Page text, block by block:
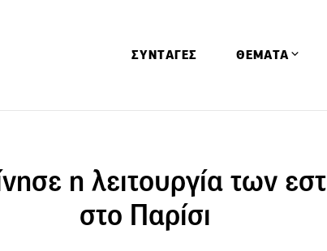
ΣΥΝΤΑΓΕΣ ΘΕΜΑΤΑ
Ειδήσεις
η λειτουργία των
στο Παρίσι